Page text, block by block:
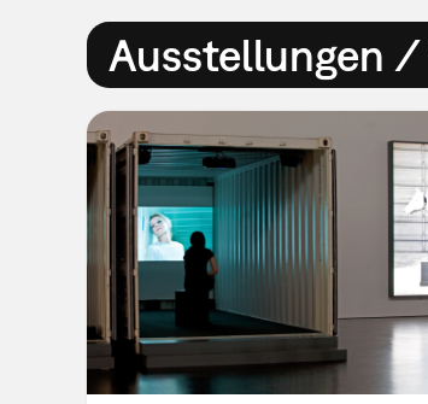
Ausstellungen